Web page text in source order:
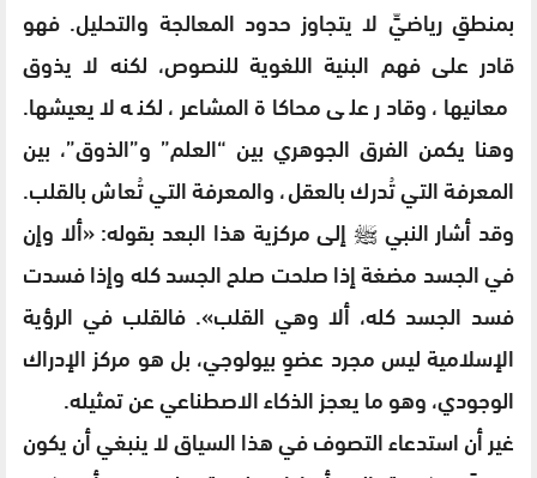
بمنطقٍ رياضيٍّ لا يتجاوز حدود المعالجة والتحليل. فهو
قادر على فهم البنية اللغوية للنصوص، لكنه لا يذوق
معانيها، وقادر على محاكاة المشاعر، لكنه لا يعيشها.
وهنا يكمن الفرق الجوهري بين “العلم” و”الذوق”، بين
المعرفة التي تُدرك بالعقل، والمعرفة التي تُعاش بالقلب.
وقد أشار النبي ﷺ إلى مركزية هذا البعد بقوله: «ألا وإن
في الجسد مضغة إذا صلحت صلح الجسد كله وإذا فسدت
فسد الجسد كله، ألا وهي القلب». فالقلب في الرؤية
الإسلامية ليس مجرد عضوٍ بيولوجي، بل هو مركز الإدراك
الوجودي، وهو ما يعجز الذكاء الاصطناعي عن تمثيله.
غير أن استدعاء التصوف في هذا السياق لا ينبغي أن يكون